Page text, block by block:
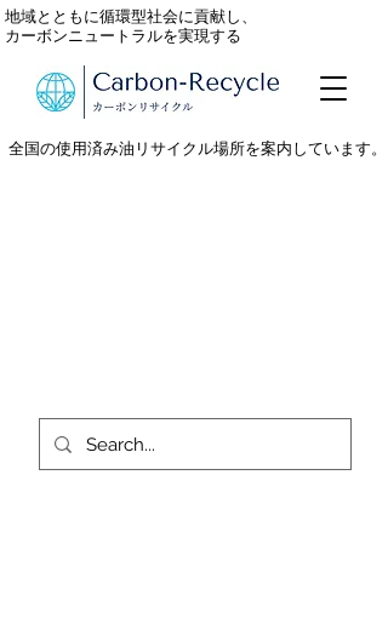
全国の使用済み油リサイクル場所を案内しています。
地域とともに循環型社会に貢献し、
カーボンニュートラルを実現する